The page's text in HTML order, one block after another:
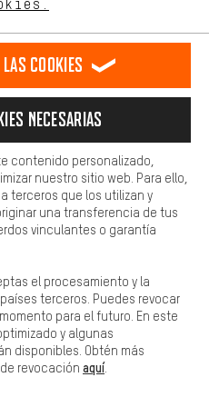
& Services
enlaces a plataformas de redes
más contenido e
a encontrar los productos adecuados.
sencilla.
que puedas usar nuestro sitio web.
cookies
necesarias
contenido personalizado,
nuestro sitio web. Para ello,
terceros que los utilizan y
una transferencia de tus
vinculantes o garantía
el procesamiento y la
terceros. Puedes revocar
para el futuro. En este
y algunas
disponibles. Obtén más
revocación aquí.